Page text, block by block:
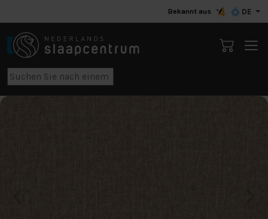
Bekannt aus DE